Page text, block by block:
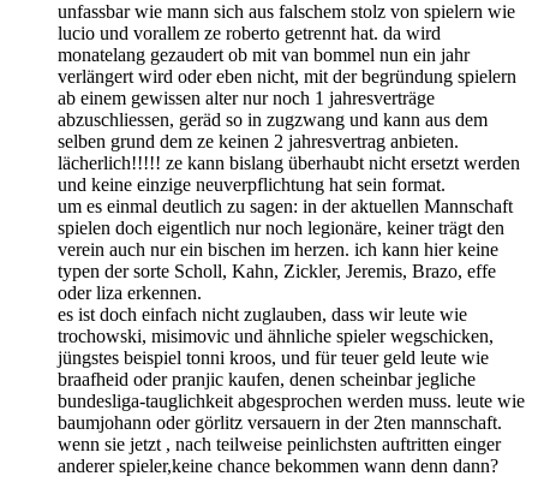
unfassbar wie mann sich aus falschem stolz von spielern wie
lucio und vorallem ze roberto getrennt hat. da wird
monatelang gezaudert ob mit van bommel nun ein jahr
verlängert wird oder eben nicht, mit der begründung spielern
ab einem gewissen alter nur noch 1 jahresverträge
abzuschliessen, geräd so in zugzwang und kann aus dem
selben grund dem ze keinen 2 jahresvertrag anbieten.
lächerlich!!!!! ze kann bislang überhaubt nicht ersetzt werden
und keine einzige neuverpflichtung hat sein format.
um es einmal deutlich zu sagen: in der aktuellen Mannschaft
spielen doch eigentlich nur noch legionäre, keiner trägt den
verein auch nur ein bischen im herzen. ich kann hier keine
typen der sorte Scholl, Kahn, Zickler, Jeremis, Brazo, effe
oder liza erkennen.
es ist doch einfach nicht zuglauben, dass wir leute wie
trochowski, misimovic und ähnliche spieler wegschicken,
jüngstes beispiel tonni kroos, und für teuer geld leute wie
braafheid oder pranjic kaufen, denen scheinbar jegliche
bundesliga-tauglichkeit abgesprochen werden muss. leute wie
baumjohann oder görlitz versauern in der 2ten mannschaft.
wenn sie jetzt , nach teilweise peinlichsten auftritten einger
anderer spieler,keine chance bekommen wann denn dann?